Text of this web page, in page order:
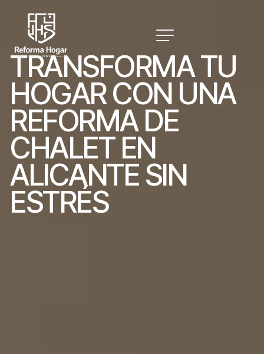
TRANSFORMATU
HOGARCON UNA
REFORMA DE
CHALET EN
ALICANTE SIN
ESTRÉS